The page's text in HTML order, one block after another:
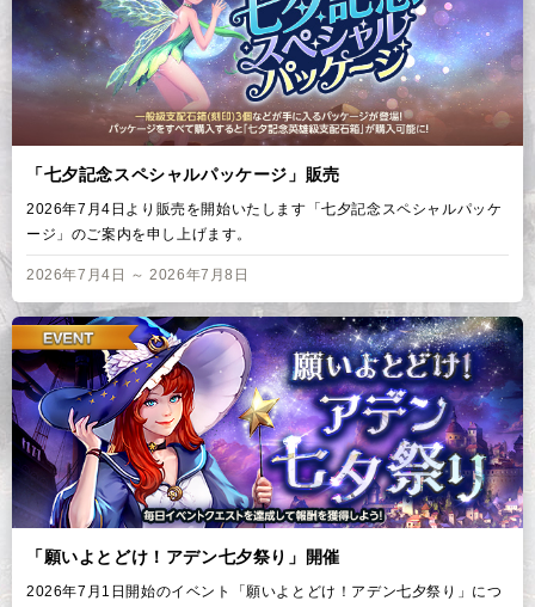
「七夕記念スペシャルパッケージ」販売
2026年7月4日より販売を開始いたします「七夕記念スペシャルパッケ
ージ」のご案内を申し上げます。
2026年7月4日 ～ 2026年7月8日
「願いよとどけ！アデン七夕祭り」開催
2026年7月1日開始のイベント「願いよとどけ！アデン七夕祭り」につ